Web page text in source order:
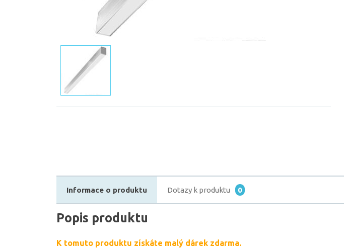
Informace o produktu Dotazy k produktu 0
Popis produktu
K tomuto produktu získáte malý dárek zdarma.